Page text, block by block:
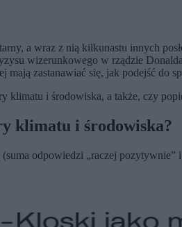
a wraz z nią kilkunastu innych
wizerunkowego w rządzie
mają zastanawiać się, jak podejść do
klimatu i środowiska, a także, czy
klimatu i środowiska?
odpowiedzi „raczej